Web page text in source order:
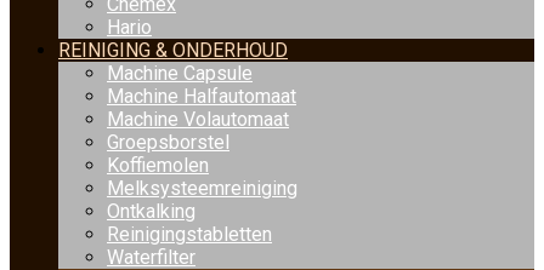
Hario
REINIGING & ONDERHOUD
Machine Capsule
Machine Halfautomaat
Machine Volautomaat
Groepsborstel
Koffiemolen
Melksysteemreiniging
Ontkalking
Reinigingstabletten
Waterfilter